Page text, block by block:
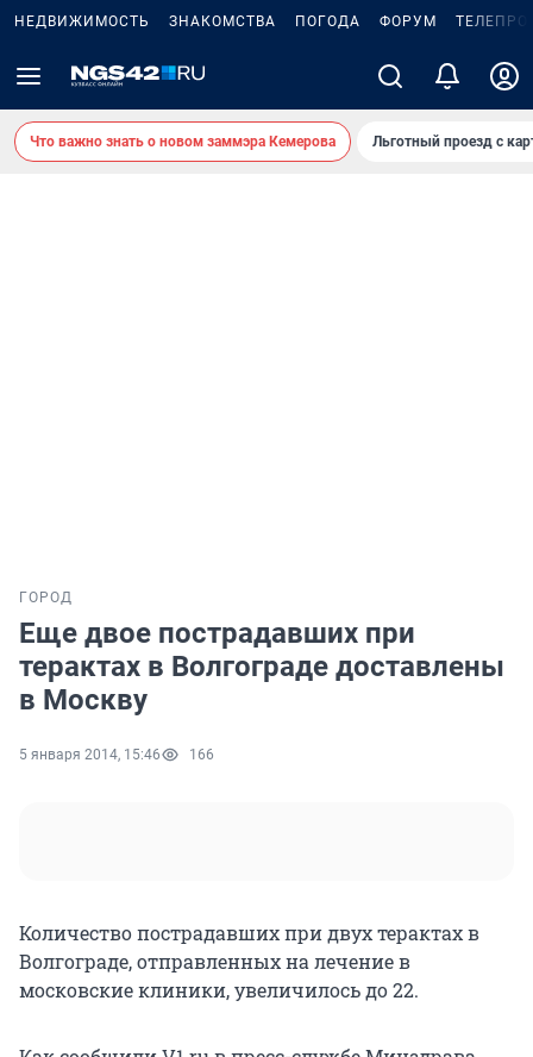
НЕДВИЖИМОСТЬ ЗНАКОМСТВА ПОГОДА ФОРУМ
Что важно знать о новом заммэра Кемерова Льготный проезд с
ГОРОД
Еще двое пострадавших при
терактах в Волгограде доставлены
в Москву
5 января 2014, 15:46 166
Количество пострадавших при двух терактах в
Волгограде, отправленных на лечение в
московские клиники, увеличилось до 22.